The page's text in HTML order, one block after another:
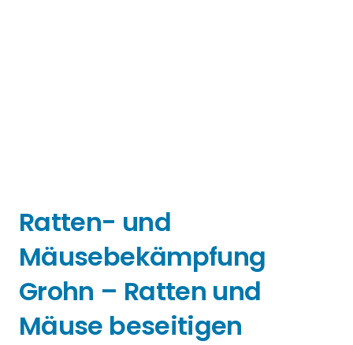
Ratten- und
Mäusebekämpfung
Grohn – Ratten und
Mäuse beseitigen